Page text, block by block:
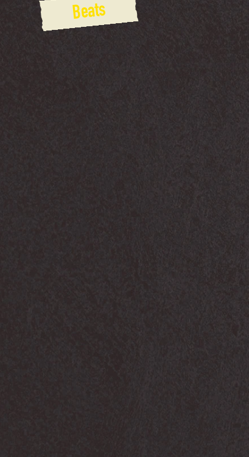
Beats